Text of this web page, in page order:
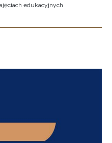
edukacyjnych